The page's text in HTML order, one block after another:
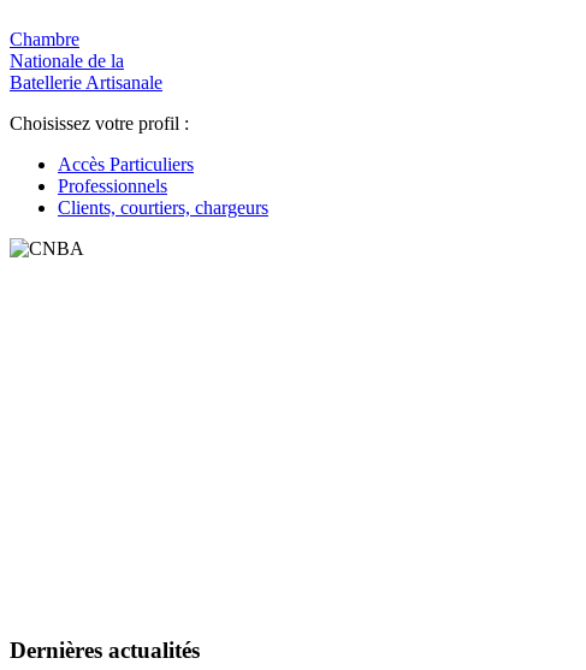
Chambre
Nationale de la
Batellerie Artisanale
Choisissez votre profil :
Accès Particuliers
Professionnels
Clients, courtiers, chargeurs
Dernières actualités